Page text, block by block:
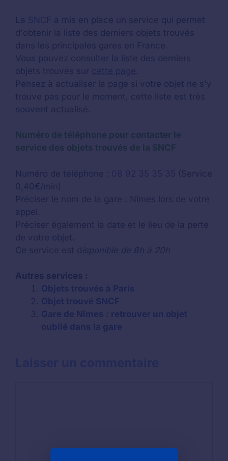
La SNCF a mis en place un service qui permet
d'obtenir la liste des derniers objets trouvés
dans les principales gares en France.
Vous pouvez consulter la liste des derniers
objets trouvés sur cette page.
Pensez à actualiser la page si votre objet ne s'y
trouve pas pour le moment, cette liste est très
souvent actualisé.
Numéro de téléphone pour contacter le
service des objets trouvés de la SNCF
Numéro de téléphone :
(Service
0,40€/min)
Préciser le nom de la gare : Nîmes lors de votre
appel.
Préciser également la date et le lieu de la perte
de votre objet.
Ce service est disponible de 8h à 20h
Autres services :
Objets trouvés à Paris
Objet trouvé SNCF
Gare de Nîmes : retrouver un objet
oublié dans la gare